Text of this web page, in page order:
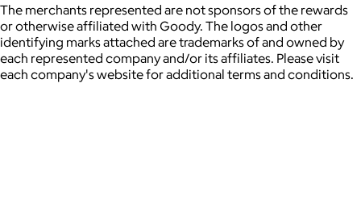
The merchants represented are not sponsors of the rewards
or otherwise affiliated with Goody. The logos and other
identifying marks attached are trademarks of and owned by
each represented company and/or its affiliates. Please visit
each company's website for additional terms and conditions.